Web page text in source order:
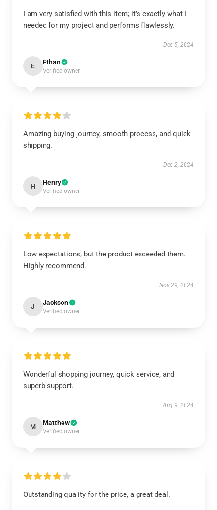
I am very satisfied with this item; it’s exactly what I
needed for my project and performs flawlessly.
Dec 5, 2024
E Ethan
Verified owner
Amazing buying journey, smooth process, and quick
shipping.
Dec 2, 2024
H Henry
Verified owner
Low expectations, but the product exceeded them.
Highly recommend.
Nov 29, 2024
J Jackson
Verified owner
Wonderful shopping journey, quick service, and
superb support.
Aug 9, 2024
M Matthew
Verified owner
Outstanding quality for the price, a great deal.